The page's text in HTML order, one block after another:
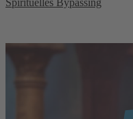
Spirituelles Bypassing